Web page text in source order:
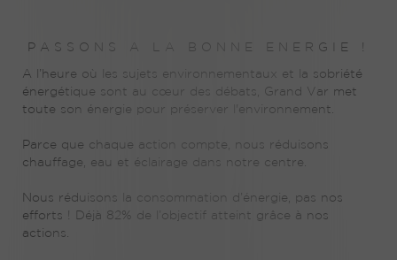
PASSONS A LA BONNE ENERGIE !
A l’heure où les sujets environnementaux et la sobriété
énergétique sont au cœur des débats, Grand Var met
toute son énergie pour préserver l'environnement.
Parce que chaque action compte, nous réduisons
chauffage, eau et éclairage dans notre centre.
Nous réduisons la consommation d’énergie, pas nos
efforts ! Déjà 82% de l’objectif atteint grâce à nos
actions.